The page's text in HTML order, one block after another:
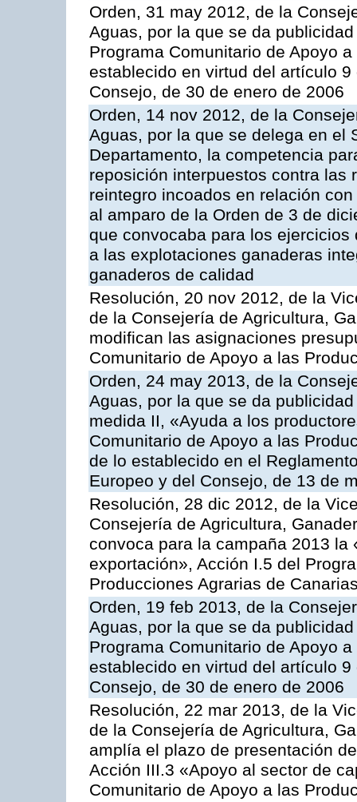
Orden, 31 may 2012, de la
Aguas, por la que se da
Programa Comunitario de Apoyo
establecido en virtud del artículo
Consejo, de 30 de enero de 2006
Orden, 14 nov 2012, de la
Aguas, por la que se delega en el
Departamento, la competencia
reposición interpuestos contra las
reintegro incoados en relación
al amparo de la Orden de 3 de
que convocaba para los
a las explotaciones ganaderas
ganaderos de calidad
Resolución, 20 nov 2012, de la
de la Consejería de Agricultura,
modifican las asignaciones
Comunitario de Apoyo a las
Orden, 24 may 2013, de la
Aguas, por la que se da
medida II, «Ayuda a los
Comunitario de Apoyo a las
de lo establecido en el
Europeo y del Consejo, de 13 de
Resolución, 28 dic 2012, de la
Consejería de Agricultura,
convoca para la campaña 2013
exportación», Acción I.5 del
Producciones Agrarias de
Orden, 19 feb 2013, de la
Aguas, por la que se da
Programa Comunitario de Apoyo
establecido en virtud del artículo
Consejo, de 30 de enero de 2006
Resolución, 22 mar 2013, de la
de la Consejería de Agricultura,
amplía el plazo de presentación
Acción III.3 «Apoyo al sector de
Comunitario de Apoyo a las